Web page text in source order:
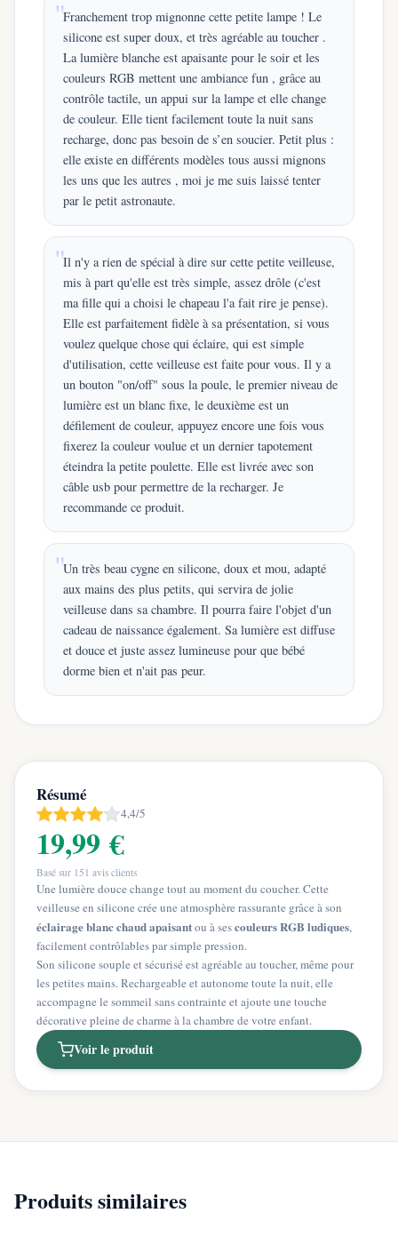
Franchement trop mignonne cette petite lampe ! Le
silicone est super doux, et très agréable au toucher .
La lumière blanche est apaisante pour le soir et les
couleurs RGB mettent une ambiance fun , grâce au
contrôle tactile, un appui sur la lampe et elle change
de couleur. Elle tient facilement toute la nuit sans
recharge, donc pas besoin de s’en soucier. Petit plus :
elle existe en différents modèles tous aussi mignons
les uns que les autres , moi je me suis laissé tenter
par le petit astronaute.
Il n'y a rien de spécial à dire sur cette petite veilleuse,
mis à part qu'elle est très simple, assez drôle (c'est
ma fille qui a choisi le chapeau l'a fait rire je pense).
Elle est parfaitement fidèle à sa présentation, si vous
voulez quelque chose qui éclaire, qui est simple
d'utilisation, cette veilleuse est faite pour vous. Il y a
un bouton "on/off" sous la poule, le premier niveau de
lumière est un blanc fixe, le deuxième est un
défilement de couleur, appuyez encore une fois vous
fixerez la couleur voulue et un dernier tapotement
éteindra la petite poulette. Elle est livrée avec son
câble usb pour permettre de la recharger. Je
recommande ce produit.
Un très beau cygne en silicone, doux et mou, adapté
aux mains des plus petits, qui servira de jolie
veilleuse dans sa chambre. Il pourra faire l'objet d'un
cadeau de naissance également. Sa lumière est diffuse
et douce et juste assez lumineuse pour que bébé
dorme bien et n'ait pas peur.
Résumé
4,4/5
19,99 €
Basé sur 151 avis clients
Une lumière douce change tout au moment du coucher. Cette
veilleuse en silicone crée une atmosphère rassurante grâce à son
éclairage blanc chaud apaisantou à sescouleurs RGB ludiques,
facilement contrôlables par simple pression.
Son silicone souple et sécurisé est agréable au toucher, même pour
les petites mains. Rechargeable et autonome toute la nuit, elle
accompagne le sommeil sans contrainte et ajoute une touche
décorative pleine de charme à la chambre de votre enfant.
Voir le produit
Produits similaires